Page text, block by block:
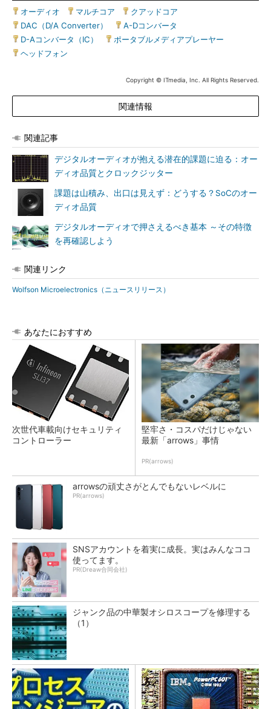
オーディオ マルチコア クアッドコア
DAC（D/A Converter）
A-Dコンバータ
D-Aコンバータ（IC）
ポータブルメディアプレーヤー
ヘッドフォン
Copyright © ITmedia, Inc. All Rights Reserved.
関連情報
関連記事
デジタルオーディオが抱える潜在的課題に迫る：オー
ディオ品質とクロックジッター
課題は山積み、出口は見えず：どうする？SoCのオー
ディオ品質
デジタルオーディオで押さえるべき基本 ～その特徴
を再確認しよう
関連リンク
Wolfson Microelectronics（ニュースリリース）
あなたにおすすめ
次世代車載向けセキュリティ
コントローラー
堅牢さ・コスパだけじゃない
最新「arrows」事情
PR(arrows)
arrowsの頑丈さがとんでもないレベルに
PR(arrows)
SNSアカウントを着実に成長。実はみんなココ
使ってます。
PR(Dreaw合同会社)
ジャンク品の中華製オシロスコープを修理する
（1）